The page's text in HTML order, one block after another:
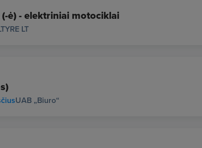
ė) - elektriniai motociklai
LT
UAB „Biuro“